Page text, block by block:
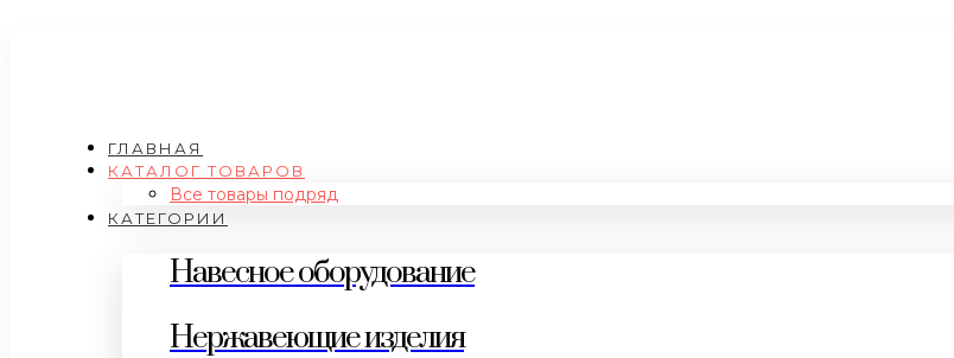
ГЛАВНАЯ
КАТАЛОГ ТОВАРОВ
Все товары подряд
КАТЕГОРИИ
Навесное оборудование
Нержавеющие изделия